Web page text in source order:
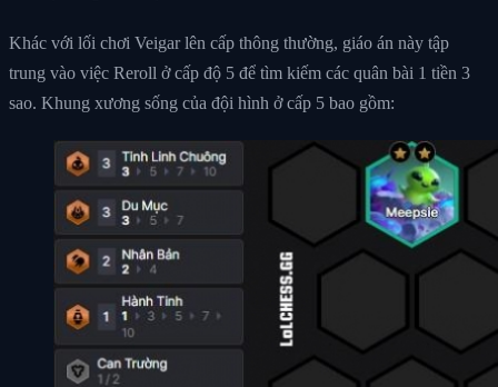
Khác với lối chơi Veigar lên cấp thông thường, giáo án này tập
trung vào việc Reroll ở cấp độ 5 để tìm kiếm các quân bài 1 tiền 3
sao. Khung xương sống của đội hình ở cấp 5 bao gồm: